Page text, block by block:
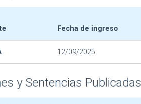
Fecha de ingreso
12/09/2025
y Sentencias Publicadas